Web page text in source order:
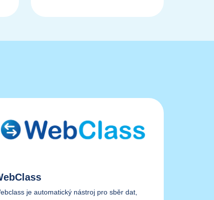
je automatický nástroj pro sběr dat,